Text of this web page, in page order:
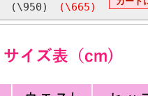
(\950) (\665)